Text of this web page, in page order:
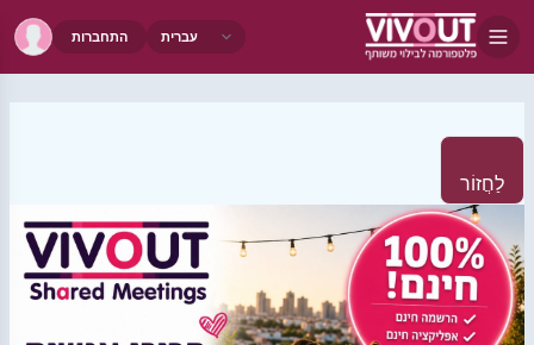
התחברות
לַחֲזוֹר